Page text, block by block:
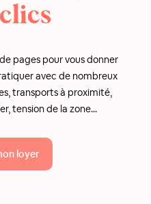
pages pour vous donner
avec de nombreux
transports à proximité,
tension de la zone...
loyer